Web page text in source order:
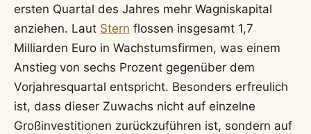
ersten Quartal des Jahres mehr Wagniskapital
anziehen. Laut Stern flossen insgesamt 1,7
Milliarden Euro in Wachstumsfirmen, was einem
Anstieg von sechs Prozent gegenüber dem
Vorjahresquartal entspricht. Besonders erfreulich
ist, dass dieser Zuwachs nicht auf einzelne
Großinvestitionen zurückzuführen ist, sondern auf